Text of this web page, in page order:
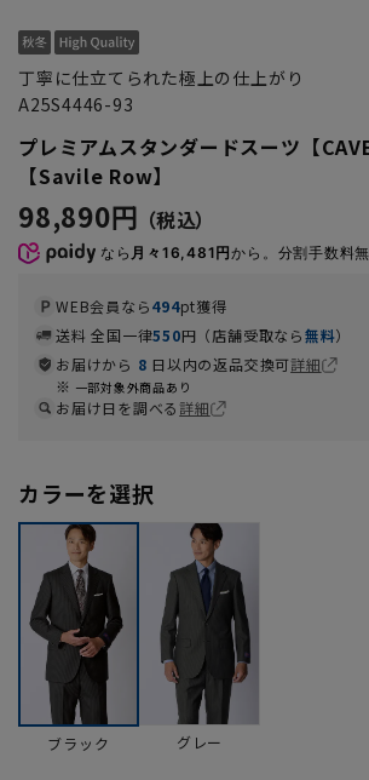
丁寧に仕立てられた極上の仕上がり
A25S4446-93
プレミアムスタンダードスーツ【
【Savile Row】
98,890円
なら 月々16,481円から。分割手数料
WEB会員なら494pt獲得
送料 全国一律550円（店舗受取なら無料）
お届けから 8 日以内の返品交換可詳細
一部対象外商品あり
お届け日を調べる詳細
カラーを選択
ブラック グレー